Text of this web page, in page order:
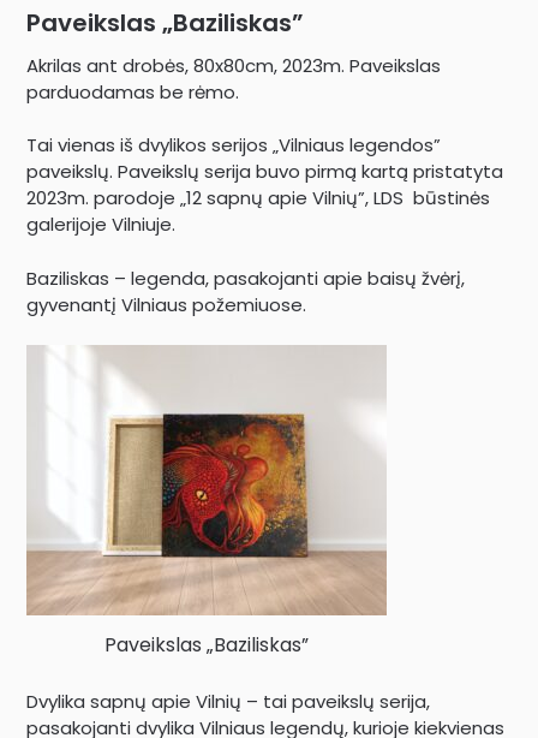
Paveikslas „Baziliskas”
Akrilas ant drobės, 80x80cm, 2023m. Paveikslas
parduodamas be rėmo.
Tai vienas iš dvylikos serijos „Vilniaus legendos”
paveikslų. Paveikslų serija buvo pirmą kartą pristatyta
2023m. parodoje „12 sapnų apie Vilnių”, LDS būstinės
galerijoje Vilniuje.
Baziliskas – legenda, pasakojanti apie baisų žvėrį,
gyvenantį Vilniaus požemiuose.
Paveikslas „Baziliskas”
Dvylika sapnų apie Vilnių – tai paveikslų serija,
pasakojanti dvylika Vilniaus legendų, kurioje kiekvienas